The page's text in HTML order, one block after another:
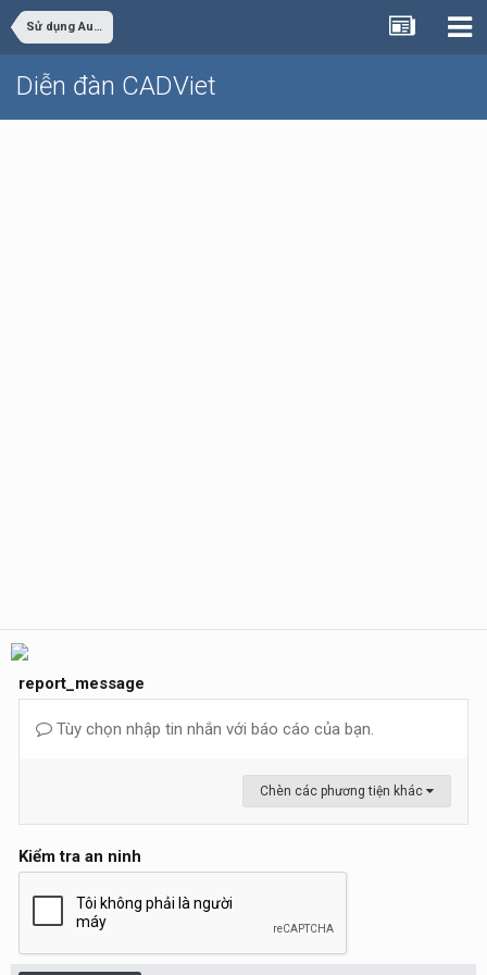
Sử dụng AutoCAD
Diễn đàn CADViet
report_message
Tùy chọn nhập tin nhắn với báo cáo của bạn.
Chèn các phương tiện khác
Kiểm tra an ninh